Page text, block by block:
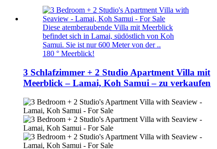
Diese atemberaubende Villa mit Meerblick
befindet sich in Lamai, südöstlich von Koh
Samui. Sie ist nur 600 Meter von der ..
180 ° Meerblick!
3 Schlafzimmer + 2 Studio Apartment Villa mit
Meerblick – Lamai, Koh Samui – zu verkaufen